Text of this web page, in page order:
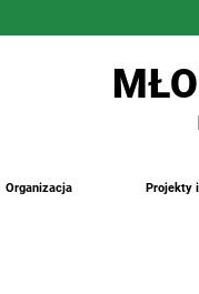
Organizacja Projekty